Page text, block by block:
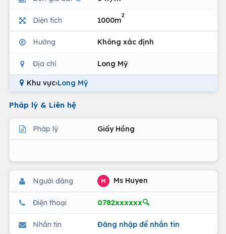
Diện tích 1000m
2
Hướng Không xác định
Địa chỉ Long Mỹ
Khu vực›Long Mỹ
Pháp lý & Liên hệ
Pháp lý Giấy Hồng
Người đăng M Ms Huyen
Điện thoại 0782xxxxxx🔍
Nhắn tin Đăng nhập để nhắn tin